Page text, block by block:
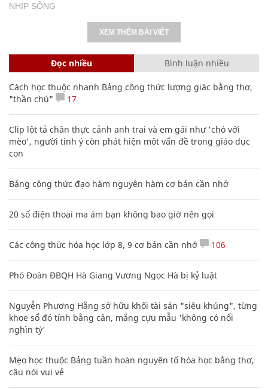
NHỊP SỐNG
XEM THÊM BÀI VIẾT
Đọc nhiều Bình luận nhiều
Cách học thuộc nhanh Bảng công thức lượng giác bằng thơ,
"thần chú"
17
Clip lột tả chân thực cảnh anh trai và em gái như 'chó với
mèo', người tinh ý còn phát hiện một vấn đề trong giáo dục
con
Bảng công thức đạo hàm nguyên hàm cơ bản cần nhớ
20 số điện thoại ma ám bạn không bao giờ nên gọi
Các công thức hóa học lớp 8, 9 cơ bản cần nhớ 106
Phó Đoàn ĐBQH Hà Giang Vương Ngọc Hà bị kỷ luật
Nguyễn Phương Hằng sở hữu khối tài sản "siêu khủng", từng
khoe sổ đỏ tính bằng cân, mắng cựu mẫu 'không có nổi
nghìn tỷ'
Mẹo học thuộc Bảng tuần hoàn nguyên tố hóa học bằng thơ,
câu nói vui vẻ